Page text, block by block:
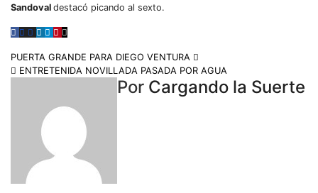
Sandoval destacó picando al sexto.
PUERTA GRANDE PARA DIEGO VENTURA
ENTRETENIDA NOVILLADA PASADA POR AGUA
Por Cargando la Suerte